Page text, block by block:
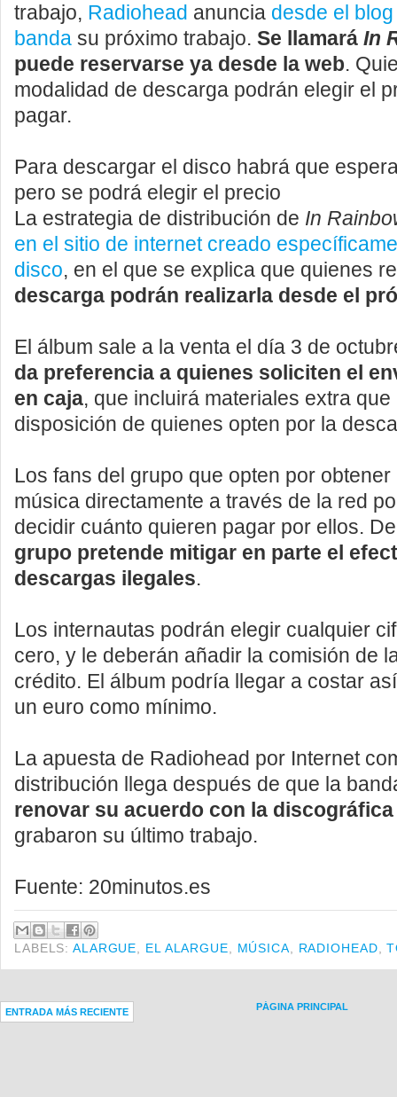
trabajo, Radiohead anuncia desde el
banda su próximo trabajo. Se llamará In
puede reservarse ya desde la web.
modalidad de descarga podrán elegir el
pagar.
Para descargar el disco habrá que
pero se podrá elegir el precio
La estrategia de distribución de In
en el sitio de internet creado
disco, en el que se explica que quienes
descarga podrán realizarla desde el
El álbum sale a la venta el día 3 de
da preferencia a quienes soliciten el
en caja, que incluirá materiales extra
disposición de quienes opten por la
Los fans del grupo que opten por
música directamente a través de la red
decidir cuánto quieren pagar por ellos.
grupo pretende mitigar en parte el
descargas ilegales.
Los internautas podrán elegir cualquier
cero, y le deberán añadir la comisión de
crédito. El álbum podría llegar a costar
un euro como mínimo.
La apuesta de Radiohead por Internet
distribución llega después de que la
renovar su acuerdo con la discográfica
grabaron su último trabajo.
Fuente: 20minutos.es
LABELS:ALARGUE EL ALARGUE MÚSICA RADIOHEAD ,
ENTRADA MÁS RECIENTE PÁGINA PRINCIPAL